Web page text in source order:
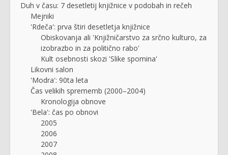
Duh v času: 7 desetletij knjižnice v podobah in rečeh
Mejniki
'Rdeča': prva štiri desetletja knjižnice
Obiskovanja ali 'Knjižničarstvo za srčno kulturo, za
izobrazbo in za politično rabo'
Kult osebnosti skozi 'Slike spomina'
Likovni salon
'Modra': 90ta leta
Čas velikih sprememb (2000–2004)
Kronologija obnove
'Bela': čas po obnovi
2005
2006
2007